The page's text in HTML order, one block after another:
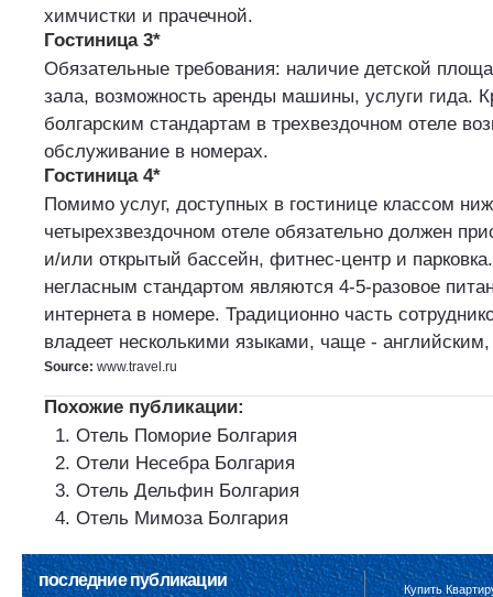
химчистки и прачечной.
Гостиница 3*
Обязательные требования: наличие детской
зала, возможность аренды машины, услуги гида.
болгарским стандартам в трехвездочном отеле
обслуживание в номерах.
Гостиница 4*
Помимо услуг, доступных в гостинице классом
четырехзвездочном отеле обязательно должен
и/или открытый бассейн, фитнес-центр и
негласным стандартом являются 4-5-разовое
интернета в номере. Традиционно часть
владеет несколькими языками, чаще -
Source: www.travel.ru
Похожие публикации:
Отель Поморие Болгария
Отели Несебра Болгария
Отель Дельфин Болгария
Отель Мимоза Болгария
последние публикации Купить